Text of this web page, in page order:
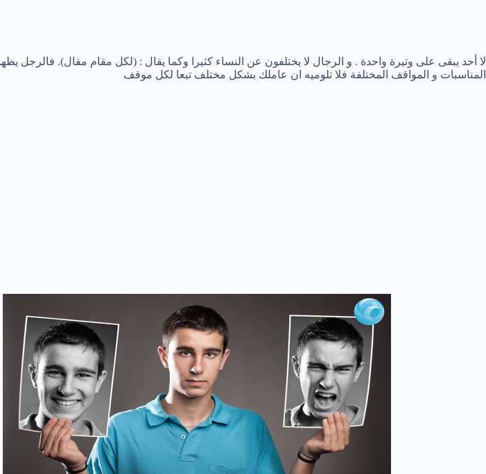
لا أحد يبقى على وتيرة واحدة . و الرجال لا يختلفون عن النساء كثيرا وكما يقال : (لكل مقام مقال). فالرجل
المناسبات و المواقف المختلفة فلا تلوميه ان عاملك بشكل مختلف تبعا لكل موقف